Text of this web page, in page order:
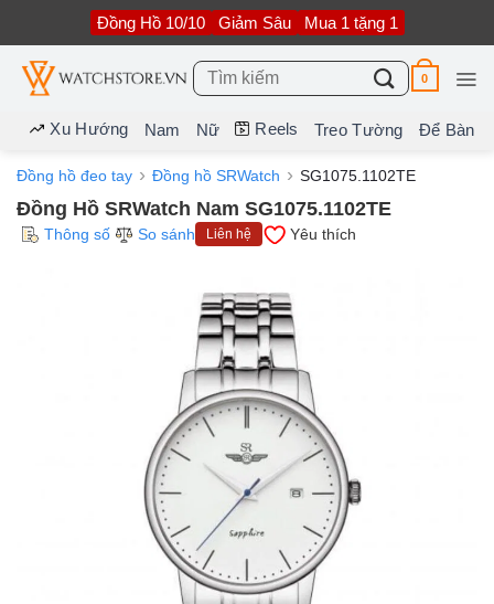
nội
dung
Đồng Hồ 10/10 Giảm Sâu Mua 1 tặng 1
Tìm
kiếm:
0
Xu Hướng Nam Nữ Reels Treo Tường Để Bàn
Đồng hồ đeo tay Đồng hồ SRWatch SG1075.1102TE
Đồng Hồ SRWatch Nam SG1075.1102TE
Thông số So sánh Liên hệ Yêu thích